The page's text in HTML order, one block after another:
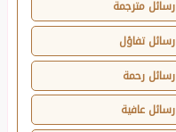
رسائل مترجمة
رسائل تفاؤل
رسائل رحمة
رسائل عافية